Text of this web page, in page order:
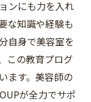
ンにも力を入れ
な知識や経験も
自身で美容室を
この教育プログ
ます。美容師の
が全力でサポ